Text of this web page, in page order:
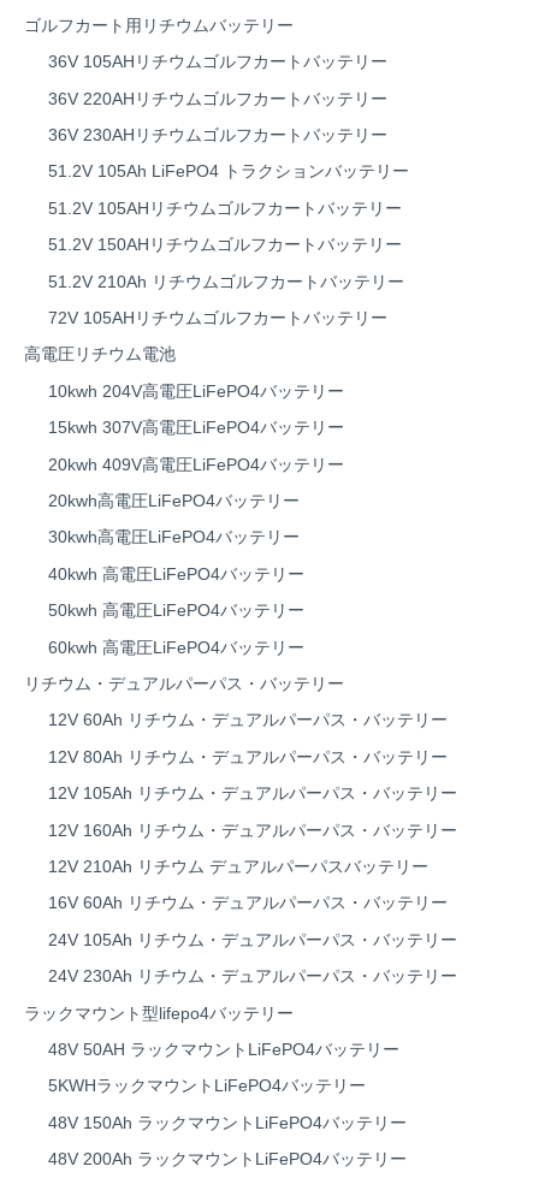
ゴルフカート用リチウムバッテリー
36V 105AHリチウムゴルフカートバッテリー
36V 220AHリチウムゴルフカートバッテリー
36V 230AHリチウムゴルフカートバッテリー
51.2V 105Ah LiFePO4 トラクションバッテリー
51.2V 105AHリチウムゴルフカートバッテリー
51.2V 150AHリチウムゴルフカートバッテリー
51.2V 210Ah リチウムゴルフカートバッテリー
72V 105AHリチウムゴルフカートバッテリー
高電圧リチウム電池
10kwh 204V高電圧LiFePO4バッテリー
15kwh 307V高電圧LiFePO4バッテリー
20kwh 409V高電圧LiFePO4バッテリー
20kwh高電圧LiFePO4バッテリー
30kwh高電圧LiFePO4バッテリー
40kwh 高電圧LiFePO4バッテリー
50kwh 高電圧LiFePO4バッテリー
60kwh 高電圧LiFePO4バッテリー
リチウム・デュアルパーパス・バッテリー
12V 60Ah リチウム・デュアルパーパス・バッテリー
12V 80Ah リチウム・デュアルパーパス・バッテリー
12V 105Ah リチウム・デュアルパーパス・バッテリー
12V 160Ah リチウム・デュアルパーパス・バッテリー
12V 210Ah リチウム デュアルパーパスバッテリー
16V 60Ah リチウム・デュアルパーパス・バッテリー
24V 105Ah リチウム・デュアルパーパス・バッテリー
24V 230Ah リチウム・デュアルパーパス・バッテリー
ラックマウント型lifepo4バッテリー
48V 50AH ラックマウントLiFePO4バッテリー
5KWHラックマウントLiFePO4バッテリー
48V 150Ah ラックマウントLiFePO4バッテリー
48V 200Ah ラックマウントLiFePO4バッテリー